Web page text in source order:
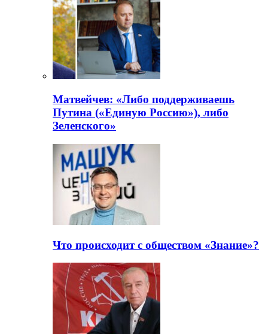
Матвейчев: «Либо поддерживаешь
Путина («Единую Россию»), либо
Зеленского»
Что происходит с обществом «Знание»?